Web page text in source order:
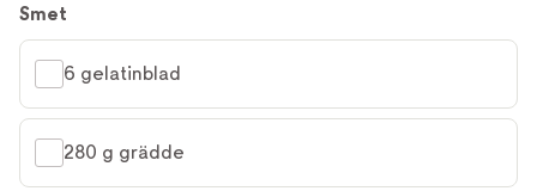
Smet
6 gelatinblad
280 g grädde